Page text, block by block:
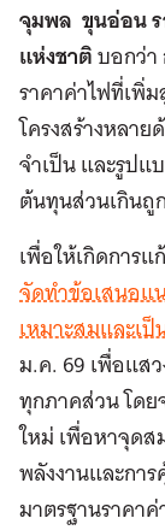
จุมพล ขุนอ่อน
แห่งชาติบอกว่า
ราคาค่าไฟที่เพิ่
โครงสร้างหลา
จำเป็น และรูป
ต้นทุนส่วนเกินถู
เพื่อให้เกิดการ
จัดทำข้อเสนอแ
เหมาะสมและเป็
ม.ค. 69 เพื่อแส
ทุกภาคส่วน โดย
ใหม่ เพื่อหาจุด
พลังงานและกา
มาตรฐานราคา